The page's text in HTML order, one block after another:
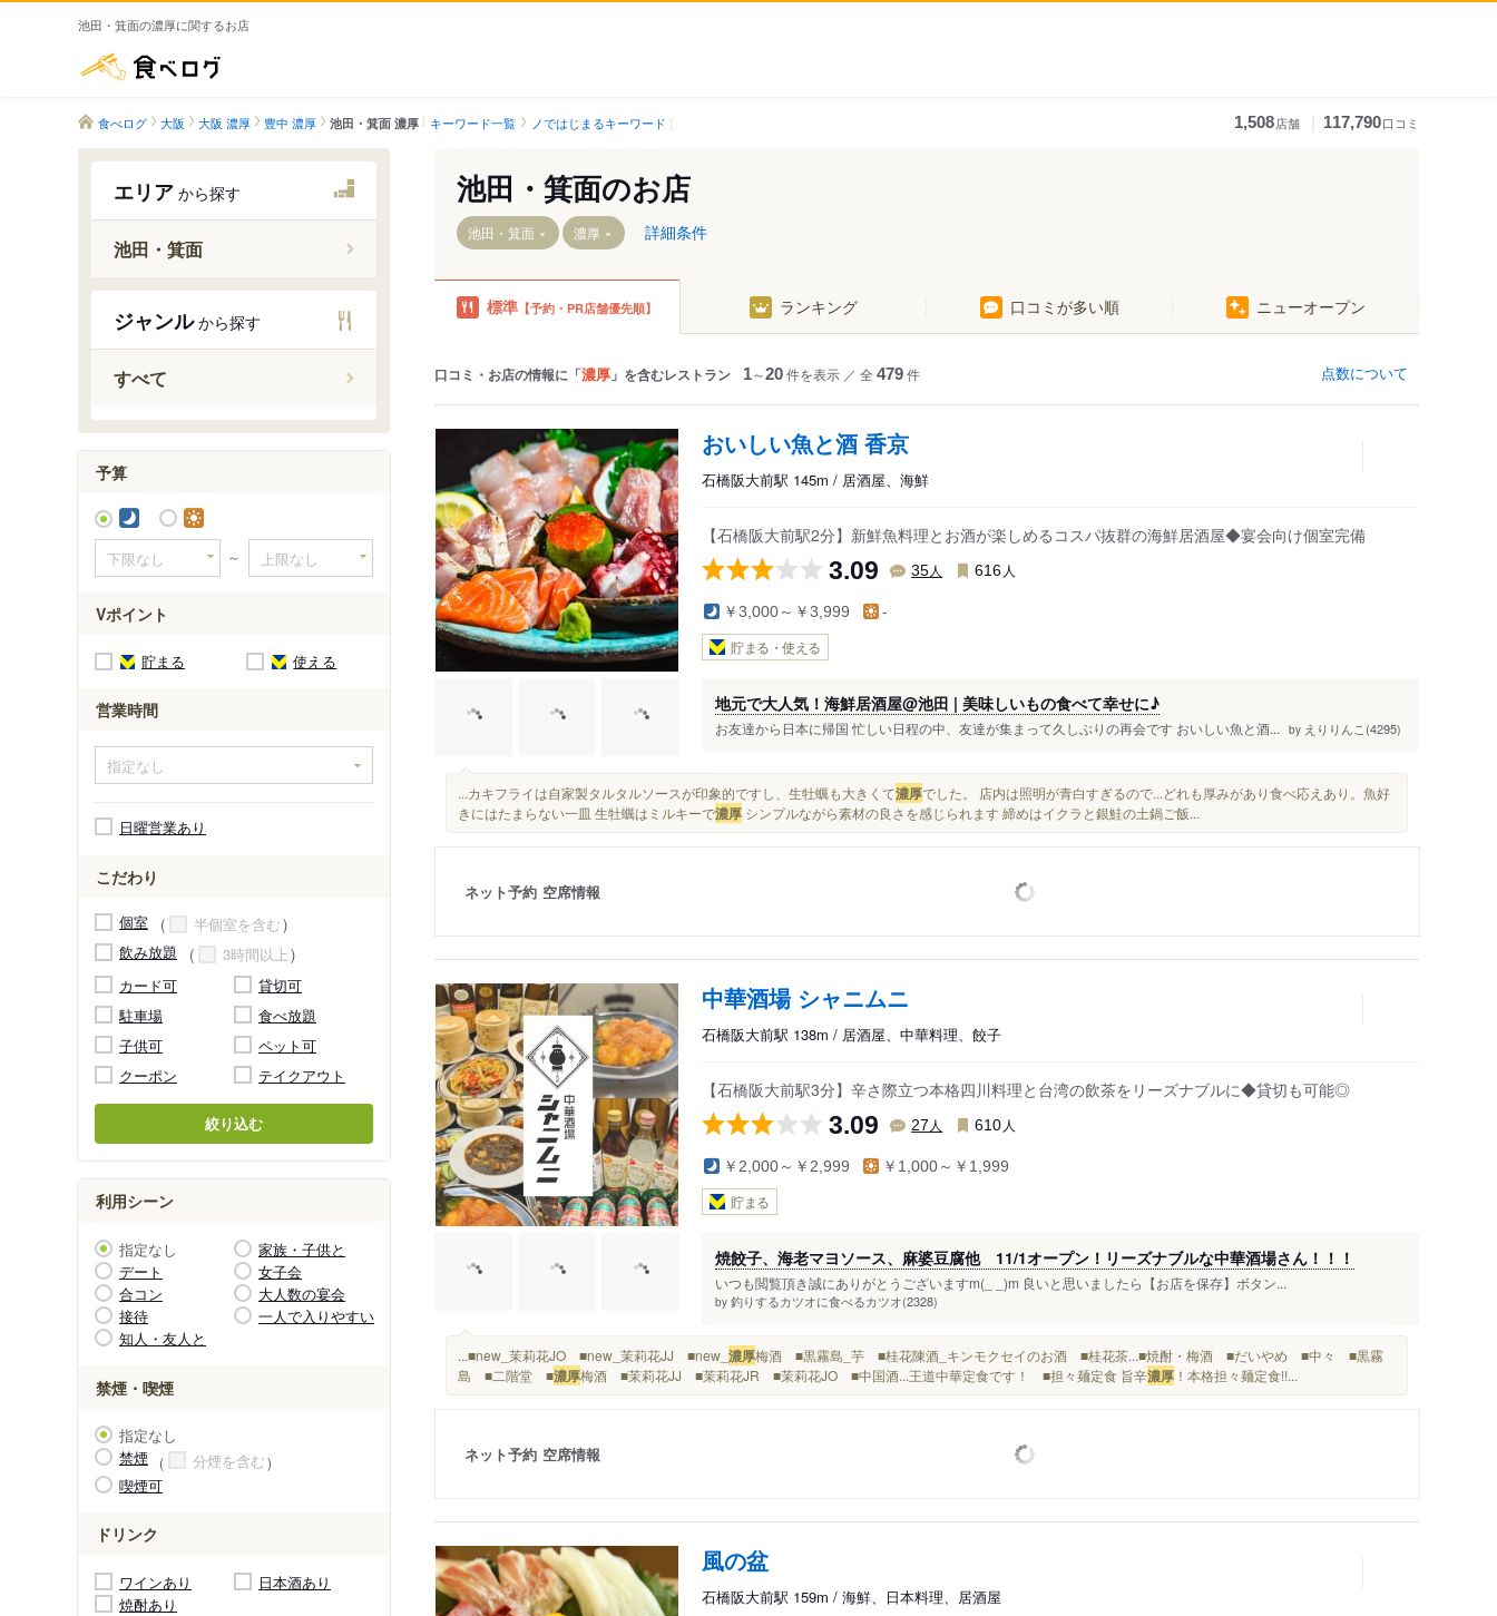
池田・箕面の濃厚に関するお店
食べログ 大阪 大阪 濃厚 豊中 濃厚 池田・箕面 濃厚 キーワード一覧 ノではじまるキーワード 1,508店舗 117,790口コミ
エリア から探す
池田・箕面
石橋阪大前駅
桜井駅
牧落駅
箕面駅
箕面萱野駅
ジャンルから探す
すべて
予算
～
Vポイント
貯まる 使える
営業時間
日曜営業あり
こだわり
個室
半個室を含む
飲み放題
3時間以上
カード可
貸切可
駐車場
食べ放題
子供可
ペット可
クーポン
テイクアウト
絞り込む
利用シーン
指定なし
家族・子供と
デート
女子会
合コン
大人数の宴会
接待
一人で入りやすい
知人・友人と
禁煙・喫煙
指定なし
禁煙
分煙を含む
喫煙可
ドリンク
ワインあり
日本酒あり
焼酎あり
池田・箕面のお店
池田・箕面 濃厚 詳細条件
標準 【予約・PR店舗優先順】 ランキング 口コミが多い順 ニューオープン
口コミ・お店の情報に「濃厚 」を含むレストラン 1～20件を表示 ／ 全 479件 点数について
おいしい魚と酒 香京
石橋阪大前駅 145m / 居酒屋、海鮮
【石橋阪大前駅2分】新鮮魚料理とお酒が楽しめるコスパ抜群の海鮮居酒屋◆宴会向け個室完備
3.09 35人 616 人
￥3,000～￥3,999 -
貯まる・使える
地元で大人気！海鮮居酒屋@池田 | 美味しいもの食べて幸せに♪
お友達から日本に帰国 忙しい日程の中、友達が集まって久しぶりの再会です おいしい魚と酒... by えりりんこ(4295)
...カキフライは自家製タルタルソースが印象的ですし、生牡蠣も大きくて濃厚でした。 店内は照明が青白すぎるので...どれも厚みがあり食べ応えあり。魚好
きにはたまらない一皿 生牡蠣はミルキーで濃厚 シンプルながら素材の良さを感じられます 締めはイクラと銀鮭の土鍋ご飯...
ネット予約 空席情報
中華酒場 シャニムニ
石橋阪大前駅 138m / 居酒屋、中華料理、餃子
【石橋阪大前駅3分】辛さ際立つ本格四川料理と台湾の飲茶をリーズナブルに◆貸切も可能◎
3.09 27 人 610 人
￥2,000～￥2,999 ￥1,000～￥1,999
貯まる
焼餃子、海老マヨソース、麻婆豆腐他 11/1オープン！リーズナブルな中華酒場さん！！！
いつも閲覧頂き誠にありがとうございますm(_ _)m 良いと思いましたら【お店を保存】ボタン...
by 釣りするカツオに食べるカツオ(2328)
...■new_茉莉花JO ■new_茉莉花JJ ■new_ 濃厚梅酒 ■黒霧島_芋 ■桂花陳酒_キンモクセイのお酒 ■桂花茶...■焼酎・梅酒 ■だいやめ ■中々 ■黒霧
島 ■二階堂 ■濃厚梅酒 ■茉莉花JJ ■茉莉花JR ■茉莉花JO ■中国酒...王道中華定食です！ ■担々麺定食 旨辛濃厚 ！本格担々麺定食!!...
ネット予約 空席情報
風の盆
石橋阪大前駅 159m / 海鮮、日本料理、居酒屋